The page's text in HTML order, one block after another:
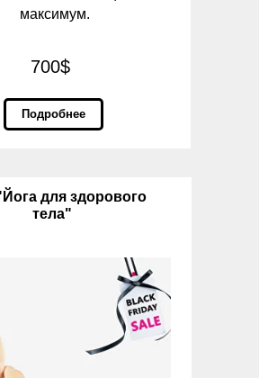
максимум.
для здорового
тела"
Подробнее
700$